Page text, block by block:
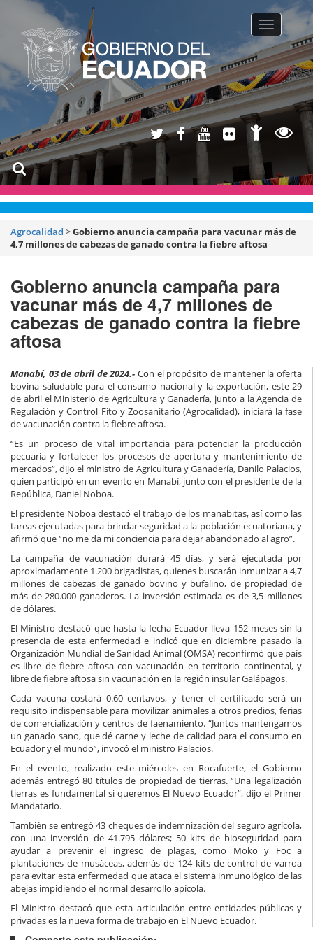
Toggle
Agrocalidad >Gobierno anuncia campaña para vacunar más de
4,7 millones de cabezas de ganado contra la fiebre aftosa
Gobierno anuncia campaña para
vacunar más de 4,7 millones de
cabezas de ganado contra la fiebre
aftosa
Manabí, 03 de abril de 2024.- Con el propósito de mantener la oferta
bovina saludable para el consumo nacional y la exportación, este 29
de abril el Ministerio de Agricultura y Ganadería, junto a la Agencia de
Regulación y Control Fito y Zoosanitario (Agrocalidad), iniciará la fase
de vacunación contra la fiebre aftosa.
“Es un proceso de vital importancia para potenciar la producción
pecuaria y fortalecer los procesos de apertura y mantenimiento de
mercados”, dijo el ministro de Agricultura y Ganadería, Danilo Palacios,
quien participó en un evento en Manabí, junto con el presidente de la
República, Daniel Noboa.
El presidente Noboa destacó el trabajo de los manabitas, así como las
tareas ejecutadas para brindar seguridad a la población ecuatoriana, y
afirmó que “no me da mi conciencia para dejar abandonado al agro”.
La campaña de vacunación durará 45 días, y será ejecutada por
aproximadamente 1.200 brigadistas, quienes buscarán inmunizar a 4,7
millones de cabezas de ganado bovino y bufalino, de propiedad de
más de 280.000 ganaderos. La inversión estimada es de 3,5 millones
de dólares.
El Ministro destacó que hasta la fecha Ecuador lleva 152 meses sin la
presencia de esta enfermedad e indicó que en diciembre pasado la
Organización Mundial de Sanidad Animal (OMSA) reconfirmó que país
es libre de fiebre aftosa con vacunación en territorio continental, y
libre de fiebre aftosa sin vacunación en la región insular Galápagos.
Cada vacuna costará 0.60 centavos, y tener el certificado será un
requisito indispensable para movilizar animales a otros predios, ferias
de comercialización y centros de faenamiento. “Juntos mantengamos
un ganado sano, que dé carne y leche de calidad para el consumo en
Ecuador y el mundo”, invocó el ministro Palacios.
En el evento, realizado este miércoles en Rocafuerte, el Gobierno
además entregó 80 títulos de propiedad de tierras. “Una legalización
tierras es fundamental si queremos El Nuevo Ecuador”, dijo el Primer
Mandatario.
También se entregó 43 cheques de indemnización del seguro agrícola,
con una inversión de 41.795 dólares; 50 kits de bioseguridad para
ayudar a prevenir el ingreso de plagas, como Moko y Foc a
plantaciones de musáceas, además de 124 kits de control de varroa
para evitar esta enfermedad que ataca el sistema inmunológico de las
abejas impidiendo el normal desarrollo apícola.
El Ministro destacó que esta articulación entre entidades públicas y
privadas es la nueva forma de trabajo en El Nuevo Ecuador.